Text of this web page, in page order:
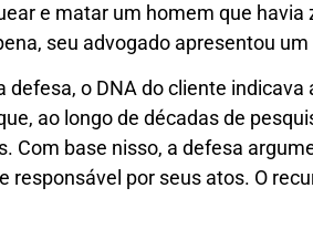
e matar um homem que
seu advogado apresentou
defesa, o DNA do cliente indicava
ao longo de décadas de
Com base nisso, a defesa
responsável por seus atos. O